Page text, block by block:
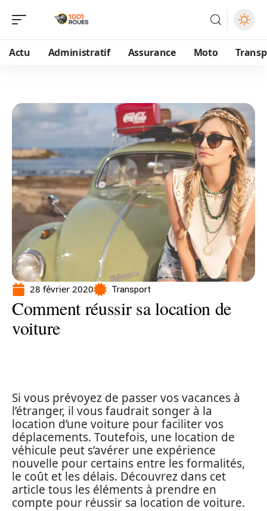
Actu Administratif Assurance Moto
28 février 2020 Transport
Comment réussir sa location de
voiture
Si vous prévoyez de passer vos vacances à
l’étranger, il vous faudrait songer à la
location d’une voiture pour faciliter vos
déplacements. Toutefois, une location de
véhicule peut s’avérer une expérience
nouvelle pour certains entre les formalités,
le coût et les délais. Découvrez dans cet
article tous les éléments à prendre en
compte pour réussir sa location de voiture.